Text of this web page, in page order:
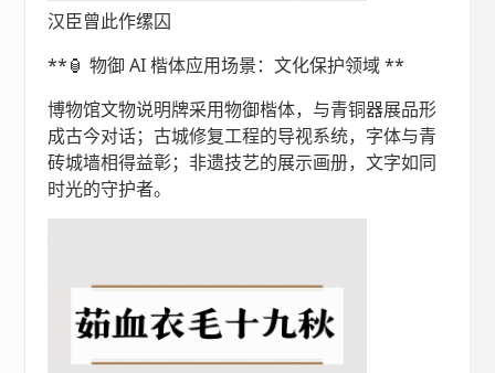
汉臣曾此作缧囚
**🏮 物御 AI 楷体应用场景：文化保护领域 **
博物馆文物说明牌采用物御楷体，与青铜器展品形
成古今对话；古城修复工程的导视系统，字体与青
砖城墙相得益彰；非遗技艺的展示画册，文字如同
时光的守护者。